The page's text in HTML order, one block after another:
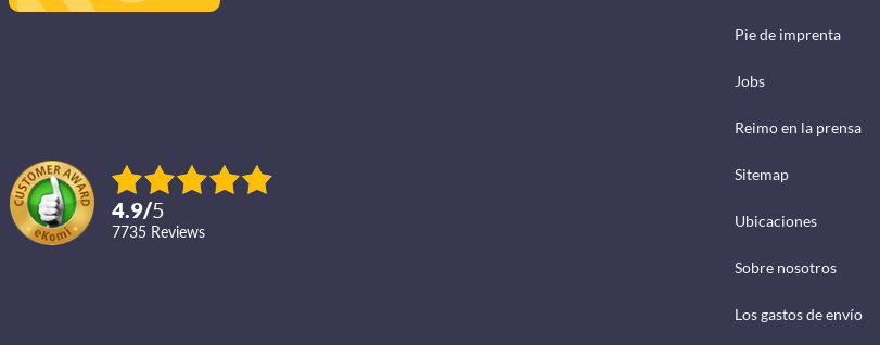
4.9/5
7735 reviews
Pie de imprenta
Jobs
Reimo en la prensa
Sitemap
Ubicaciones
Sobre nosotros
Los gastos de envío